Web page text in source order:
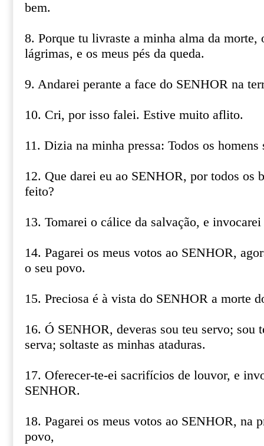
bem.
8. Porque tu livraste a minha alma da morte,
lágrimas, e os meus pés da queda.
9. Andarei perante a face do SENHOR na
10. Cri, por isso falei. Estive muito aflito.
11. Dizia na minha pressa: Todos os homens
12. Que darei eu ao SENHOR, por todos os
feito?
13. Tomarei o cálice da salvação, e
14. Pagarei os meus votos ao SENHOR,
o seu povo.
15. Preciosa é à vista do SENHOR a morte
16. Ó SENHOR, deveras sou teu servo; sou
serva; soltaste as minhas ataduras.
17. Oferecer-te-ei sacrifícios de louvor, e
SENHOR.
18. Pagarei os meus votos ao SENHOR, na
povo,